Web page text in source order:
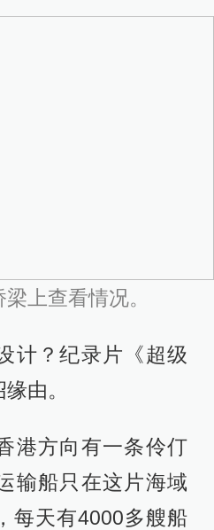
上查看情况。
计？纪录片《超级
由。
港方向有一条伶仃
输船只在这片海域
每天有4000多艘船